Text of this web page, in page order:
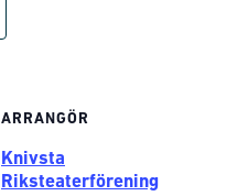
ARRANGÖR
Knivsta
Riksteaterförening